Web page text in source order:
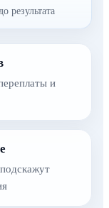
результата
и